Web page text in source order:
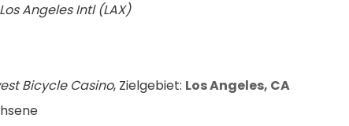
Los Angeles Intl (LAX)
Bicycle Casino, Zielgebiet: Los Angeles, CA